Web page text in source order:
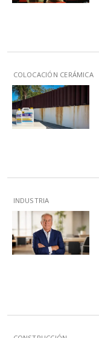
COLOCACIÓN CERÁMICA
INDUSTRIA